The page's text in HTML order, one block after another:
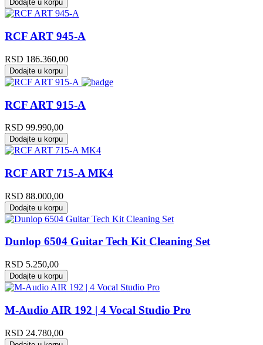
Dodajte u korpu
RCF ART 945-A
RSD 186.360,00
Dodajte u korpu
RCF ART 915-A
RSD 99.990,00
Dodajte u korpu
RCF ART 715-A MK4
RSD 88.000,00
Dodajte u korpu
Dunlop 6504 Guitar Tech Kit Cleaning Set
RSD 5.250,00
Dodajte u korpu
M-Audio AIR 192 | 4 Vocal Studio Pro
RSD 24.780,00